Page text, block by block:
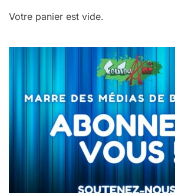
Votre panier est vide.